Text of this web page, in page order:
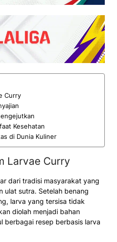
Curry
Kesehatan
di Dunia Kuliner
Larvae Curry
dari tradisi masyarakat yang
ulat sutra. Setelah benang
larva yang tersisa tidak
diolah menjadi bahan
berbagai resep berbasis larva